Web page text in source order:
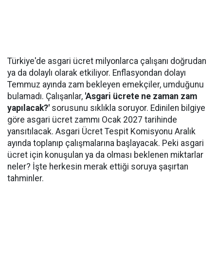
Türkiye'de asgari ücret milyonlarca çalışanı doğrudan
ya da dolaylı olarak etkiliyor. Enflasyondan dolayı
Temmuz ayında zam bekleyen emekçiler, umduğunu
bulamadı. Çalışanlar, 'Asgari ücrete ne zaman zam
yapılacak?' sorusunu sıklıkla soruyor. Edinilen bilgiye
göre asgari ücret zammı Ocak 2027 tarihinde
yansıtılacak. Asgari Ücret Tespit Komisyonu Aralık
ayında toplanıp çalışmalarına başlayacak. Peki asgari
ücret için konuşulan ya da olması beklenen miktarlar
neler? İşte herkesin merak ettiği soruya şaşırtan
tahminler.